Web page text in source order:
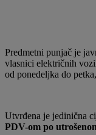
Predmetni punjač je
vlasnici električnih
od ponedeljka do
Utvrđena je jedinična
PDV-om po